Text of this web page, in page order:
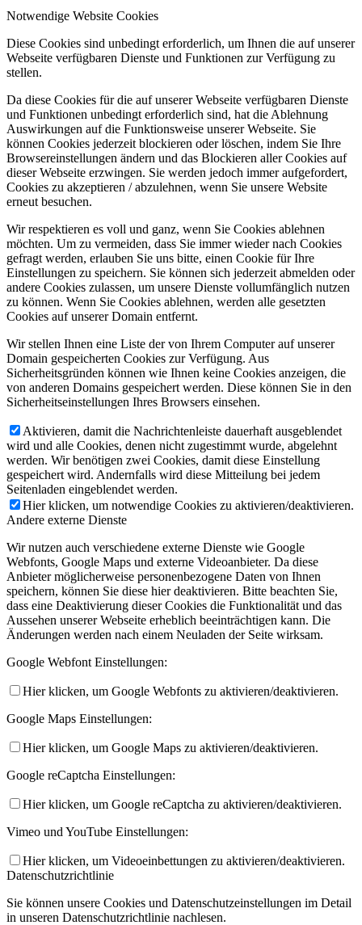
Notwendige Website Cookies
Diese Cookies sind unbedingt erforderlich, um Ihnen die auf unserer
Webseite verfügbaren Dienste und Funktionen zur Verfügung zu
stellen.
Da diese Cookies für die auf unserer Webseite verfügbaren Dienste
und Funktionen unbedingt erforderlich sind, hat die Ablehnung
Auswirkungen auf die Funktionsweise unserer Webseite. Sie
können Cookies jederzeit blockieren oder löschen, indem Sie Ihre
Browsereinstellungen ändern und das Blockieren aller Cookies auf
dieser Webseite erzwingen. Sie werden jedoch immer aufgefordert,
Cookies zu akzeptieren / abzulehnen, wenn Sie unsere Website
erneut besuchen.
Wir respektieren es voll und ganz, wenn Sie Cookies ablehnen
möchten. Um zu vermeiden, dass Sie immer wieder nach Cookies
gefragt werden, erlauben Sie uns bitte, einen Cookie für Ihre
Einstellungen zu speichern. Sie können sich jederzeit abmelden oder
andere Cookies zulassen, um unsere Dienste vollumfänglich nutzen
zu können. Wenn Sie Cookies ablehnen, werden alle gesetzten
Cookies auf unserer Domain entfernt.
Wir stellen Ihnen eine Liste der von Ihrem Computer auf unserer
Domain gespeicherten Cookies zur Verfügung. Aus
Sicherheitsgründen können wie Ihnen keine Cookies anzeigen, die
von anderen Domains gespeichert werden. Diese können Sie in den
Sicherheitseinstellungen Ihres Browsers einsehen.
Aktivieren, damit die Nachrichtenleiste dauerhaft ausgeblendet
wird und alle Cookies, denen nicht zugestimmt wurde, abgelehnt
werden. Wir benötigen zwei Cookies, damit diese Einstellung
gespeichert wird. Andernfalls wird diese Mitteilung bei jedem
Seitenladen eingeblendet werden.
Hier klicken, um notwendige Cookies zu aktivieren/deaktivieren.
Andere externe Dienste
Wir nutzen auch verschiedene externe Dienste wie Google
Webfonts, Google Maps und externe Videoanbieter. Da diese
Anbieter möglicherweise personenbezogene Daten von Ihnen
speichern, können Sie diese hier deaktivieren. Bitte beachten Sie,
dass eine Deaktivierung dieser Cookies die Funktionalität und das
Aussehen unserer Webseite erheblich beeinträchtigen kann. Die
Änderungen werden nach einem Neuladen der Seite wirksam.
Google Webfont Einstellungen:
Hier klicken, um Google Webfonts zu aktivieren/deaktivieren.
Google Maps Einstellungen:
Hier klicken, um Google Maps zu aktivieren/deaktivieren.
Google reCaptcha Einstellungen:
Hier klicken, um Google reCaptcha zu aktivieren/deaktivieren.
Vimeo und YouTube Einstellungen:
Hier klicken, um Videoeinbettungen zu aktivieren/deaktivieren.
Datenschutzrichtlinie
Sie können unsere Cookies und Datenschutzeinstellungen im Detail
in unseren Datenschutzrichtlinie nachlesen.